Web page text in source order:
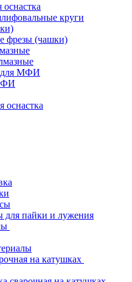
круги
фрезы (чашки)
для МФИ
оснастка
пайки и лужения
на катушках